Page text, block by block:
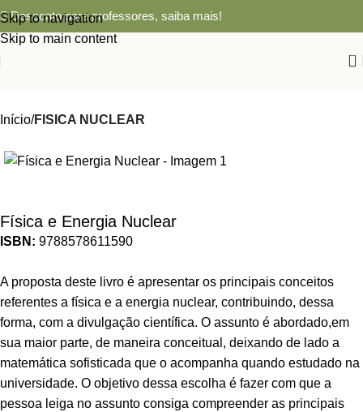
Skip to navigation
Skip to main content
Desconto para professores, saiba mais!
0
Início FISICA NUCLEAR
Física e Energia Nuclear
ISBN: 9788578611590
A proposta deste livro é apresentar os principais conceitos
referentes a física e a energia nuclear, contribuindo, dessa
forma, com a divulgação científica. O assunto é abordado,em
sua maior parte, de maneira conceitual, deixando de lado a
matemática sofisticada que o acompanha quando estudado na
universidade. O objetivo dessa escolha é fazer com que a
pessoa leiga no assunto consiga compreender as principais